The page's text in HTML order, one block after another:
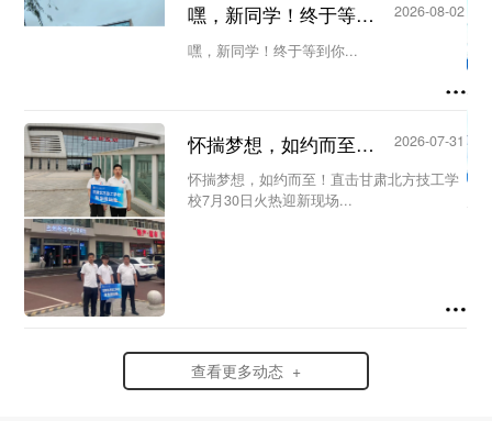
主任何欣蔚及全体新生代课教师参加会
议。...
嘿，新同学！终于等到你...
2026-08-02
嘿，新同学！终于等到你...
怀揣梦想，如约而至！直击甘肃北方技工学校7月30日火热迎新现场...
2026-07-31
怀揣梦想，如约而至！直击甘肃北方技工学
校7月30日火热迎新现场...
查看更多动态 +